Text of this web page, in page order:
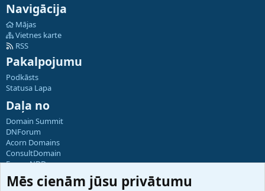
Navigācija
Mājas
Vietnes karte
RSS
Pakalpojumu
Podkāsts
Statusa Lapa
Daļa no
Domain Summit
DNForum
Acorn Domains
ConsultDomain
ForumNDD
Domainforum.ro
27.be
Mēs cienām jūsu privātumu